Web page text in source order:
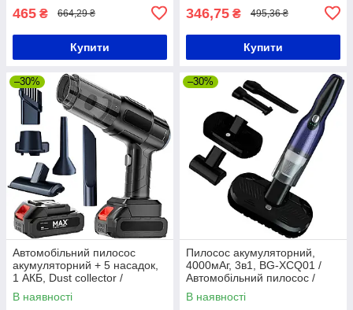
465 ₴ 664,29 ₴
Купити
346,75 ₴ 495,36 ₴
Купити
–30%
Автомобільний пилосос
акумуляторний + 5 насадок,
1 АКБ, Dust collector /
Пилосос для машини / Міні
пилосос
В наявності
–30%
Пилосос акумуляторний,
4000мАг, 3в1, BG-XCQ01 /
Автомобільний пилосос /
Пилосос для машини /
Автопилосос
В наявності